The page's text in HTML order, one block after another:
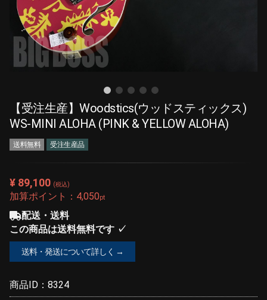
【受注生産】Woodstics(ウッドスティックス)
WS-MINI ALOHA (PINK & YELLOW ALOHA)
送料無料 受注生産品
¥ 89,100 (税込)
加算ポイント： 4,050pt
配送・送料
この商品は送料無料です ✓
送料・発送について詳しく →
商品ID： 8324